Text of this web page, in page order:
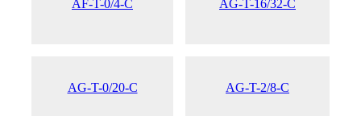
AF-T-0/4-C AG-T-16/32-C
AG-T-0/20-C AG-T-2/8-C